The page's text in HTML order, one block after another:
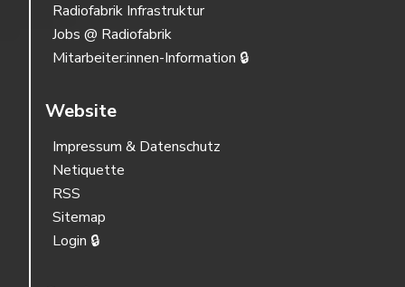
Radiofabrik Infrastruktur
Jobs @ Radiofabrik
Mitarbeiter:innen-Information 🔒
Website
Impressum & Datenschutz
Netiquette
RSS
Sitemap
Login 🔒